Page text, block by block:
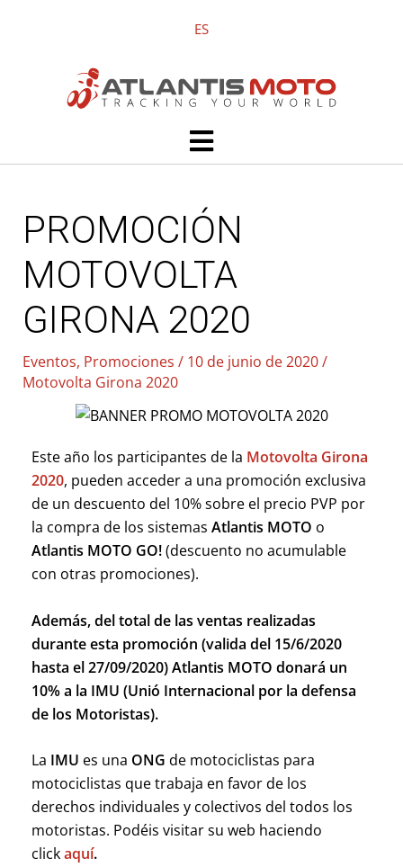
ES
Main
Menu
PROMOCIÓN
MOTOVOLTA
GIRONA 2020
Eventos, Promociones / 10 de junio de 2020/
Motovolta Girona 2020
Este año los participantes de la Motovolta Girona
2020, pueden acceder a una promoción exclusiva
de un descuento del 10% sobre el precio PVP por
la compra de los sistemas Atlantis MOTO o
Atlantis MOTO GO!(descuento no acumulable
con otras promociones).
Además, del total de las ventas realizadas
durante esta promoción (valida del 15/6/2020
hasta el 27/09/2020) Atlantis MOTO donará un
10% a la IMU (Unió Internacional por la defensa
de los Motoristas).
La IMU es una ONG de motociclistas para
motociclistas que trabaja en favor de los
derechos individuales y colectivos del todos los
motoristas. Podéis visitar su web haciendo
clickaquí.